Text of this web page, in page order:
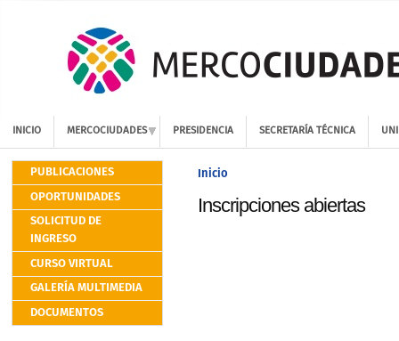
INICIO MERCOCIUDADES PRESIDENCIA SECRETARÍA TÉCNICA
PUBLICACIONES
OPORTUNIDADES
SOLICITUD DE
INGRESO
CURSO VIRTUAL
GALERÍA MULTIMEDIA
DOCUMENTOS
Inicio
Inscripciones abiertas